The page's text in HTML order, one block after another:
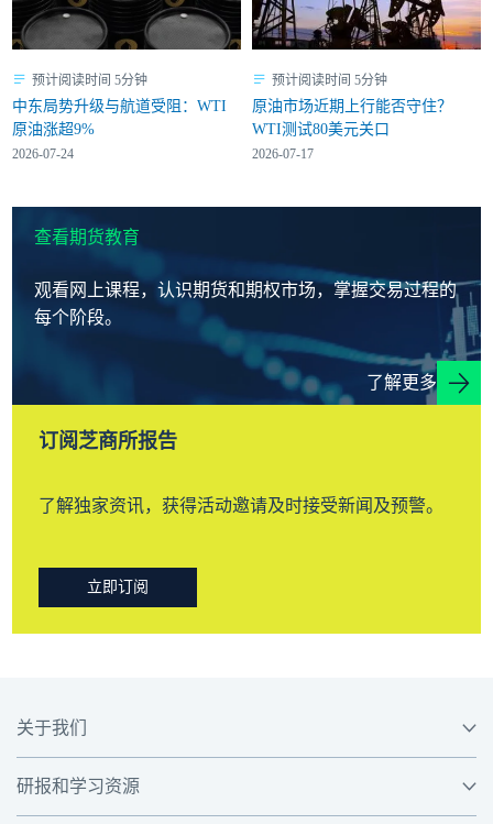
预计阅读时间 5分钟
中东局势升级与航道受阻：WTI
原油涨超9%
2026-07-24
预计阅读时间 5分钟
原油市场近期上行能否守住？
WTI测试80美元关口
2026-07-17
查看期货教育
观看网上课程，认识期货和期权市场，掌握交易过程的
每个阶段。
了解更多
订阅芝商所报告
了解独家资讯，获得活动邀请及时接受新闻及预警。
立即订阅
关于我们
研报和学习资源